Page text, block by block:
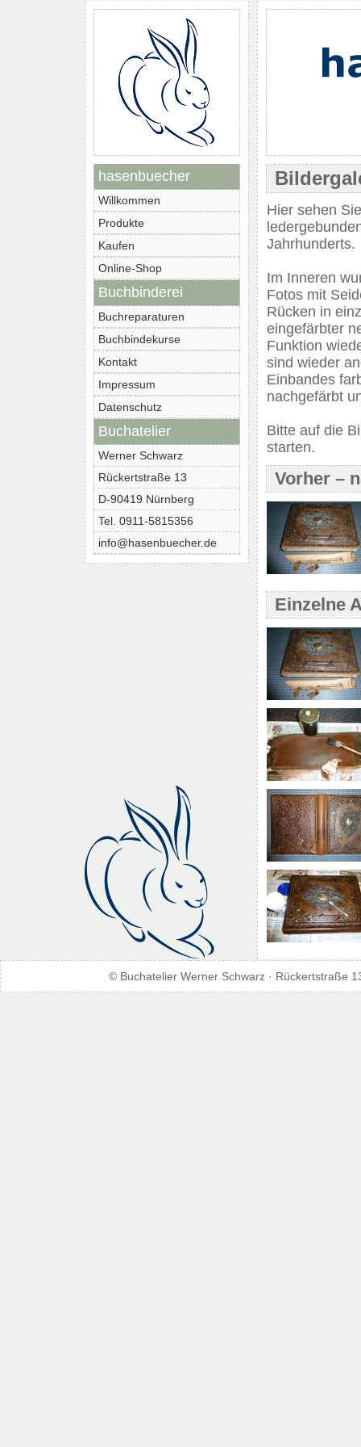
hasenbuecher
Willkommen
Produkte
Kaufen
Online-Shop
Buchbinderei
Buchreparaturen
Buchbindekurse
Kontakt
Impressum
Datenschutz
Buchatelier
Werner Schwarz
Rückertstraße 13
D-90419 Nürnberg
Tel. 0911-5815356
info@hasenbuecher.de
Hier sehen
Jahrhunderts.
Im Inneren
Fotos mit
Rücken in
eingefärbter
Funktion
sind wieder
Einbandes
nachgefärbt
Bitte auf die
starten.
Vorher –
Einzelne
© Buchatelier Werner Schwarz · Rückertstraße